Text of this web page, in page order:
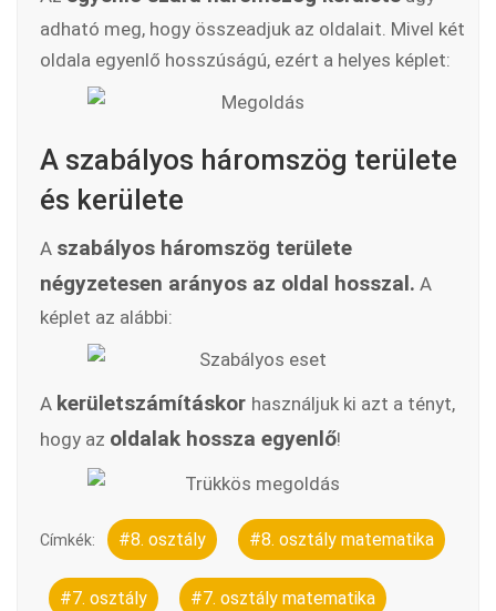
adható meg, hogy összeadjuk az oldalait. Mivel két
oldala egyenlő hosszúságú, ezért a helyes képlet:
A szabályos háromszög területe
és kerülete
A szabályos háromszög területe
négyzetesen arányos az oldal hosszal. A
képlet az alábbi:
A kerületszámításkor használjuk ki azt a tényt,
hogy az oldalak hossza egyenlő!
Címkék: #8. osztály #8. osztály matematika
#7. osztály #7. osztály matematika